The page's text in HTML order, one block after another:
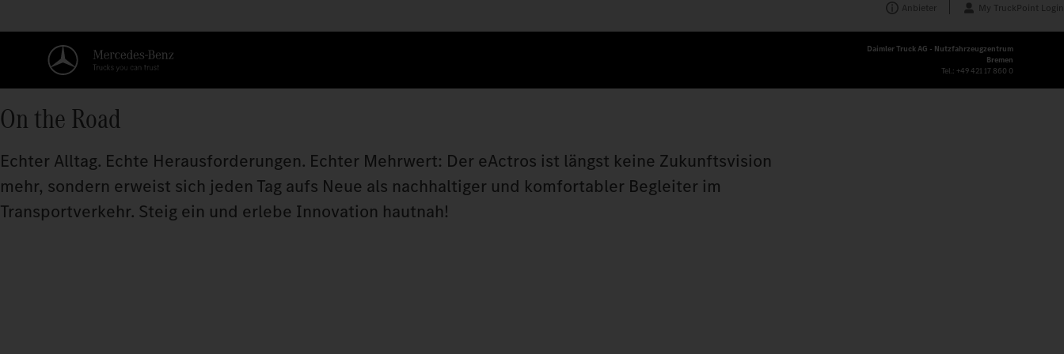
Anbieter My TruckPoint Login
Daimler Truck AG - Nutzfahrzeugzentrum
Bremen
Tel.: +49 421 17 860 0
On the Road
Echter Alltag. Echte Herausforderungen. Echter Mehrwert: Der eActros ist längst keine Zukunftsvision
mehr, sondern erweist sich jeden Tag aufs Neue als nachhaltiger und komfortabler Begleiter im
Transportverkehr. Steig ein und erlebe Innovation hautnah!